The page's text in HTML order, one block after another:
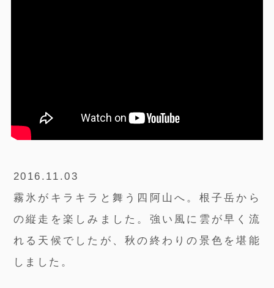
2016.11.03
霧氷がキラキラと舞う四阿山へ。根子岳から
の縦走を楽しみました。強い風に雲が早く流
れる天候でしたが、秋の終わりの景色を堪能
しました。